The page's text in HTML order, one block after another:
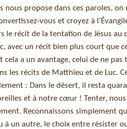
nous propose dans ces paroles,
vous et croyez à
le récit de la tentation de Jésus
avec un récit bien plus court
cela a un avantage, celui de ne
les récits de Matthieu et de Luc.
: Dans le désert, il resta
et à notre cœur ! Tenter,
Reconnaissons simplement
un autre, le choix entre résister